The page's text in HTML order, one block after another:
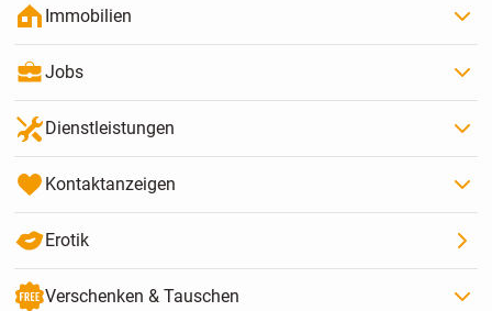
Immobilien
Jobs
Dienstleistungen
Kontaktanzeigen
Erotik
Verschenken & Tauschen